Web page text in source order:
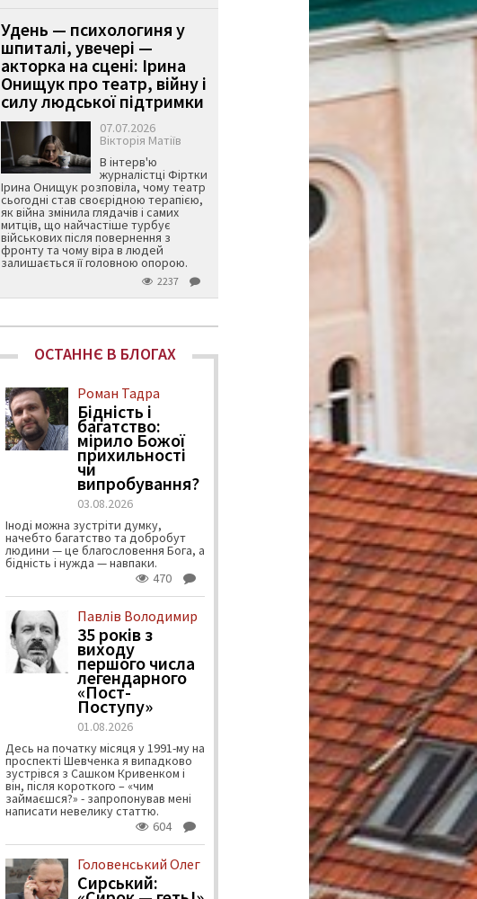
Удень — психологиня у
шпиталі, увечері —
акторка на сцені: Ірина
Онищук про театр, війну і
силу людської підтримки
07.07.2026
Вікторія Матіїв
В інтерв'ю
журналістці Фіртки
Ірина Онищук розповіла, чому театр
сьогодні став своєрідною терапією,
як війна змінила глядачів і самих
митців, що найчастіше турбує
військових після повернення з
фронту та чому віра в людей
залишається її головною опорою.
2237
ОСТАННЄ В БЛОГАХ
Роман Тадра
Бідність і
багатство:
мірило Божої
прихильності
чи
випробування?
03.08.2026
Іноді можна зустріти думку,
начебто багатство та добробут
людини — це благословення Бога, а
бідність і нужда — навпаки.
470
Павлів Володимир
35 років з
виходу
першого числа
легендарного
«Пост-
Поступу»
01.08.2026
Десь на початку місяця у 1991-му на
проспекті Шевченка я випадково
зустрівся з Сашком Кривенком і
він, після короткого – «чим
займаєшся?» - запропонував мені
написати невелику статтю.
604
Головенський Олег
Сирський: